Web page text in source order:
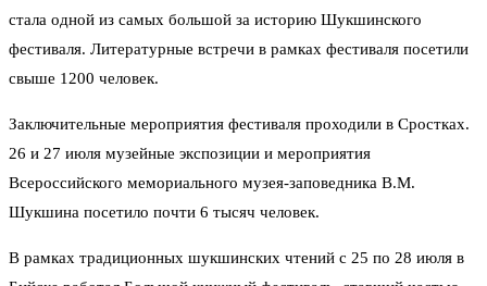
стала одной из самых большой за историю Шукшинского
фестиваля. Литературные встречи в рамках фестиваля посетили
свыше 1200 человек.
Заключительные мероприятия фестиваля проходили в Сростках.
26 и 27 июля музейные экспозиции и мероприятия
Всероссийского мемориального музея-заповедника В.М.
Шукшина посетило почти 6 тысяч человек.
В рамках традиционных шукшинских чтений с 25 по 28 июля в